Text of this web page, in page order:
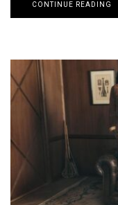
CONTINUE READING